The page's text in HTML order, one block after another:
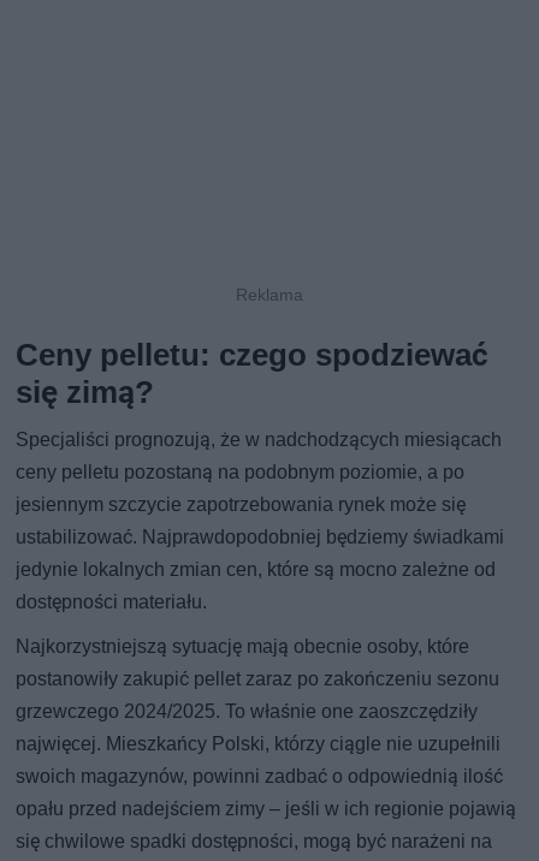
Ceny pelletu: czego spodziewać
się zimą?
Specjaliści prognozują, że w nadchodzących miesiącach
ceny pelletu pozostaną na podobnym poziomie, a po
jesiennym szczycie zapotrzebowania rynek może się
ustabilizować. Najprawdopodobniej będziemy świadkami
jedynie lokalnych zmian cen, które są mocno zależne od
dostępności materiału.
Najkorzystniejszą sytuację mają obecnie osoby, które
postanowiły zakupić pellet zaraz po zakończeniu sezonu
grzewczego 2024/2025. To właśnie one zaoszczędziły
najwięcej. Mieszkańcy Polski, którzy ciągle nie uzupełnili
swoich magazynów, powinni zadbać o odpowiednią ilość
opału przed nadejściem zimy – jeśli w ich regionie pojawią
się chwilowe spadki dostępności, mogą być narażeni na